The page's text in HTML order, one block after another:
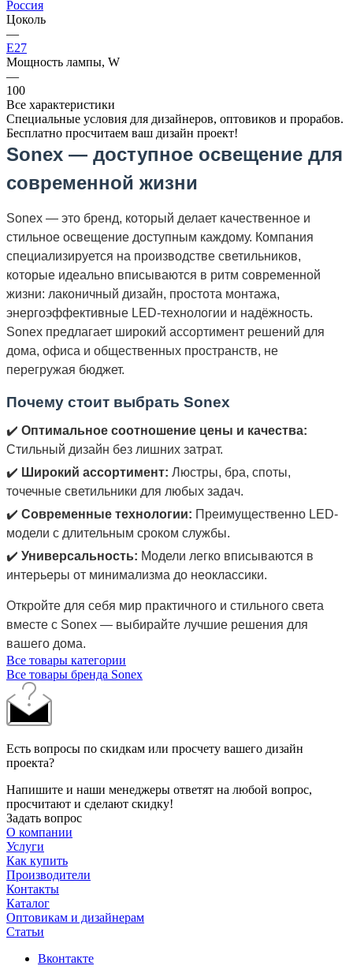
Россия
Цоколь
—
E27
Мощность лампы, W
—
100
Все характеристики
Специальные условия для дизайнеров, оптовиков и прорабов.
Бесплатно просчитаем ваш дизайн проект!
Sonex — доступное освещение для
современной жизни
Sonex — это бренд, который делает качественное и
стильное освещение доступным каждому. Компания
специализируется на производстве светильников,
которые идеально вписываются в ритм современной
жизни: лаконичный дизайн, простота монтажа,
энергоэффективные LED-технологии и надёжность.
Sonex предлагает широкий ассортимент решений для
дома, офиса и общественных пространств, не
перегружая бюджет.
Почему стоит выбрать Sonex
✔️ Оптимальное соотношение цены и качества:
Стильный дизайн без лишних затрат.
✔️ Широкий ассортимент: Люстры, бра, споты,
точечные светильники для любых задач.
✔️ Современные технологии: Преимущественно LED-
модели с длительным сроком службы.
✔️ Универсальность: Модели легко вписываются в
интерьеры от минимализма до неоклассики.
Откройте для себя мир практичного и стильного света
вместе с Sonex — выбирайте лучшие решения для
вашего дома.
Все товары категории
Все товары бренда Sonex
Есть вопросы по скидкам или просчету вашего дизайн
проекта?
Напишите и наши менеджеры ответят на любой вопрос,
просчитают и сделают скидку!
Задать вопрос
О компании
Услуги
Как купить
Производители
Контакты
Каталог
Оптовикам и дизайнерам
Статьи
Вконтакте